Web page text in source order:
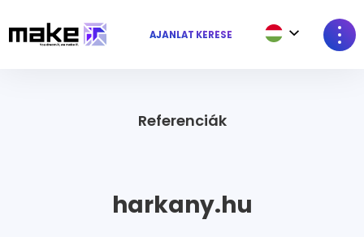
AJÁNLAT KÉRÉSE
Referenciák
harkany.hu